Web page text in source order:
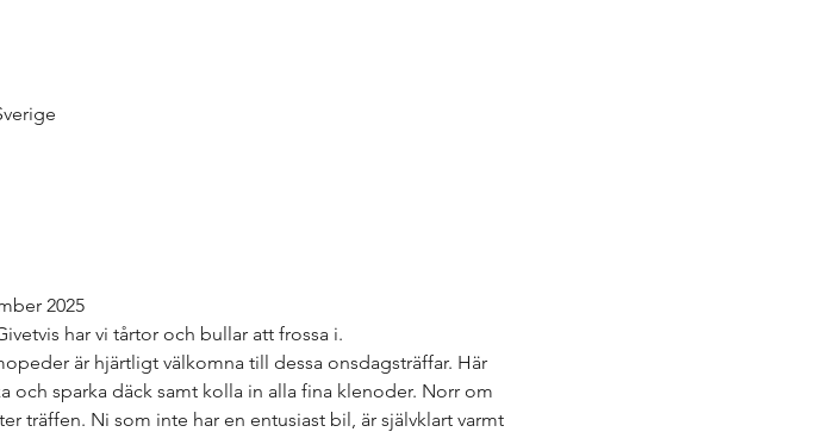
2025
har vi tårtor och bullar att frossa i.
är hjärtligt välkomna till dessa onsdagsträffar. Här
och sparka däck samt kolla in alla fina klenoder. Norr om
träffen. Ni som inte har en entusiast bil, är självklart varmt